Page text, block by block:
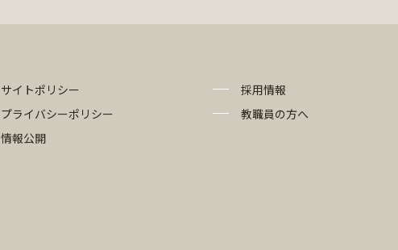
サイトポリシー
プライバシーポリシー
情報公開
採用情報
教職員の方へ